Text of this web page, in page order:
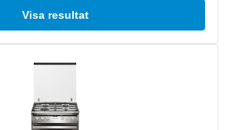
Visa resultat